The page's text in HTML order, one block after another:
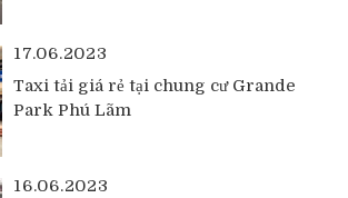
17.06.2023
Taxi tải giá rẻ tại chung cư Grande
Park Phú Lãm
16.06.2023